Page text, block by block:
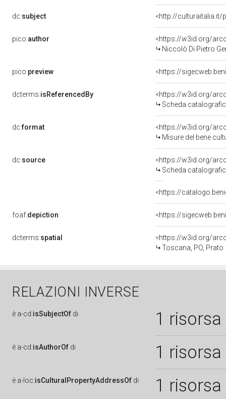
dc:subject <http://culturaitalia.it/
pico:author
<https://w3id.org/
Niccolò Di Pietro
pico:preview <https://
dcterms:isReferencedBy
<https://w3id.org/
Scheda
dc:format
<https://w3id.org/
Misure del bene
dc:source
<https://w3id.org/
Scheda
<https://
foaf:depiction <https://
dcterms:spatial
<https://w3id.org/
Toscana, PO, Prato
RELAZIONI INVERSE
è a-cd:isSubjectOf di 1 risorsa
è a-cd:isAuthorOf di 1 risorsa
è a-loc:isCulturalPropertyAddressOf di 1 risorsa